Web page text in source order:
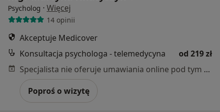
Psycholog · Więcej
14 opinii
Akceptuje Medicover
Konsultacja psychologa - telemedycyna
od 219 zł
Specjalista nie oferuje umawiania online pod tym adresem.
Poproś o wizytę